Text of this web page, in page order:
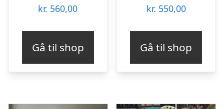
kr. 560,00
Gå til shop
kr. 550,00
Gå til shop